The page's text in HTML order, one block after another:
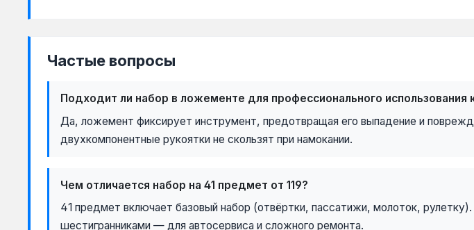
Частые вопросы
Подходит ли набор в ложементе для профессионального
Да, ложемент фиксирует инструмент, предотвращая его выпадение и
двухкомпонентные рукоятки не скользят при намокании.
Чем отличается набор на 41 предмет от 119?
41 предмет включает базовый набор (отвёртки, пассатижи, молоток,
шестигранниками — для автосервиса и сложного ремонта.